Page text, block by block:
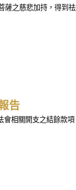
之慈悲加持，得到
告
相關開支之結餘款